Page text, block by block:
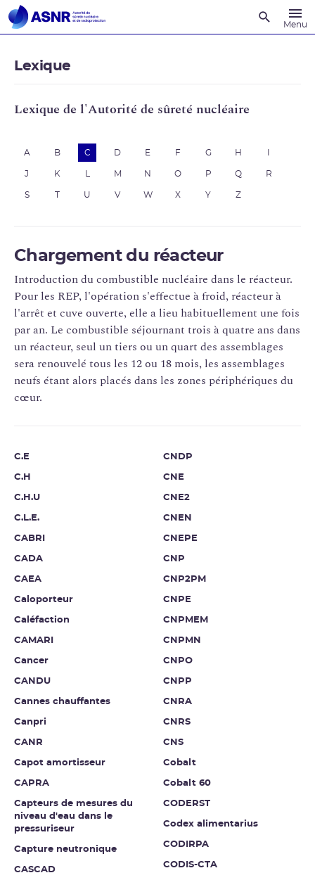
Menu
Lexique
Lexique de l'Autorité de sûreté nucléaire
A B C D E F G H
J K M N O P Q R
S U V W X Y Z
Chargement du réacteur
Introduction du combustible nucléaire dans le réacteur.
Pour les REP, l'opération s'effectue à froid, réacteur à
l'arrêt et cuve ouverte, elle a lieu habituellement une fois
par an. Le combustible séjournant trois à quatre ans dans
un réacteur, seul un tiers ou un quart des assemblages
sera renouvelé tous les 12 ou 18 mois, les assemblages
neufs étant alors placés dans les zones périphériques du
cœur.
C.E
C.H
C.H.U
C.L.E.
CABRI
CADA
CAEA
Caloporteur
Caléfaction
CAMARI
Cancer
CANDU
Cannes chauffantes
Canpri
CANR
Capot amortisseur
CAPRA
Capteurs de mesures du
niveau d'eau dans le
pressuriseur
Capture neutronique
CASCAD
CNDP
CNE
CNE2
CNEN
CNEPE
CNP
CNP2PM
CNPE
CNPMEM
CNPMN
CNPO
CNPP
CNRA
CNRS
CNS
Cobalt
Cobalt 60
CODERST
Codex alimentarius
CODIRPA
CODIS-CTA